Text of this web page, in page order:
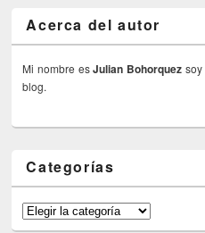
Acerca del autor
Mi nombre esJulian Bohorquez
blog.
Categorías
Categorías